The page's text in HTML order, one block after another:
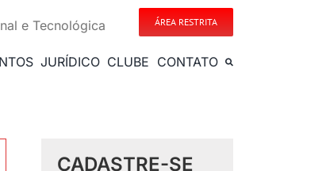
e Tecnológica ÁREA RESTRITA
JURÍDICO CLUBE CONTATO
CADASTRE-SE